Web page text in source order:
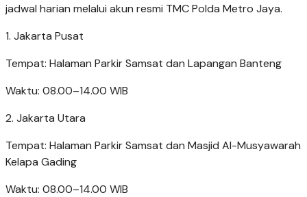
jadwal harian melalui akun resmi TMC Polda Metro Jaya.
1. Jakarta Pusat
Tempat: Halaman Parkir Samsat dan Lapangan Banteng
Waktu: 08.00–14.00 WIB
2. Jakarta Utara
Tempat: Halaman Parkir Samsat dan Masjid Al-Musyawarah
Kelapa Gading
Waktu: 08.00–14.00 WIB